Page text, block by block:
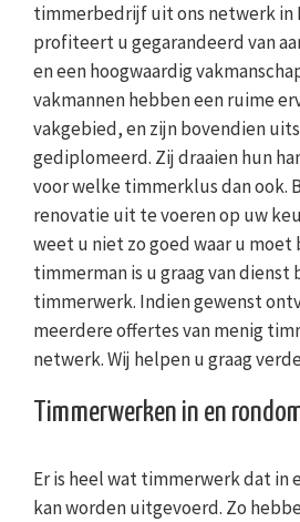
timmerbedrijf uit ons netwerk in
profiteert u gegarandeerd van
en een hoogwaardig
vakmannen hebben een ruime
vakgebied, en zijn bovendien
gediplomeerd. Zij draaien hun
voor welke timmerklus dan ook.
renovatie uit te voeren op uw
weet u niet zo goed waar u moet
timmerman is u graag van dienst
timmerwerk. Indien gewenst
meerdere offertes van menig
netwerk. Wij helpen u graag
Timmerwerken in en
Er is heel wat timmerwerk dat in
kan worden uitgevoerd. Zo